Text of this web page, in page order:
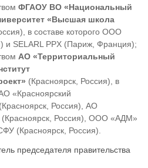
ФГАОУ ВО «Национальный
«Высшая школа
в составе которого ООО
и SELARL PPX (Париж, Франция);
АО «Территориальный
(Красноярск, Россия), в
«Красноярский
Россия), АО
(Красноярск, Россия), ООО «АДМ»
(Красноярск, Россия).
председателя правительства